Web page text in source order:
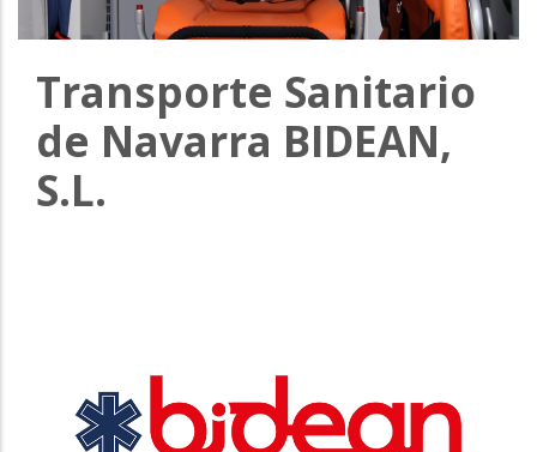
Transporte Sanitario
de Navarra BIDEAN,
S.L.